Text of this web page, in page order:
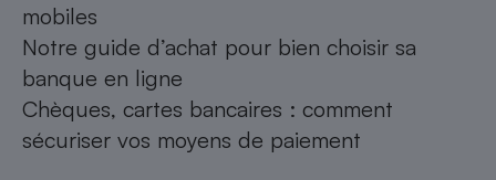
mobiles
Notre guide d’achat pour bien choisir sa
banque en ligne
Chèques, cartes bancaires : comment
sécuriser vos moyens de paiement